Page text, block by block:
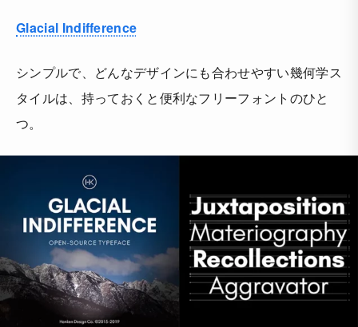
Glacial Indifference
シンプルで、どんなデザインにも合わせやすい幾何学ス
タイルは、持っておくと便利なフリーフォントのひと
つ。